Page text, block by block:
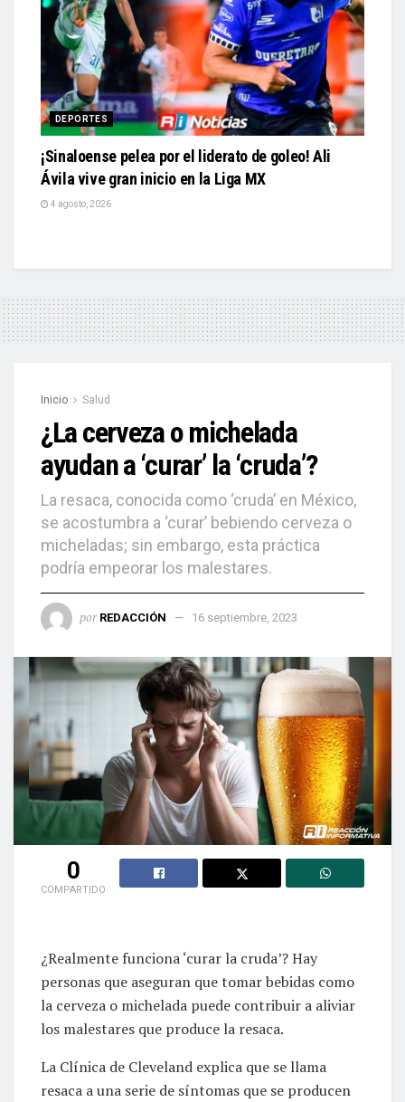
DEPORTES
¡Sinaloense pelea por el liderato de goleo! Ali
Ávila vive gran inicio en la Liga MX
4 agosto, 2026
Inicio Salud
¿La cerveza o michelada
ayudan a ‘curar’ la ‘cruda’?
La resaca, conocida como ‘cruda’ en México,
se acostumbra a ‘curar’ bebiendo cerveza o
micheladas; sin embargo, esta práctica
podría empeorar los malestares.
por REDACCIÓN 16 septiembre, 2023
0
COMPARTIDO
¿Realmente funciona ‘curar la cruda’? Hay
personas que aseguran que tomar bebidas como
la cerveza o michelada puede contribuir a aliviar
los malestares que produce la resaca.
La Clínica de Cleveland explica que se llama
resaca a una serie de síntomas que se producen